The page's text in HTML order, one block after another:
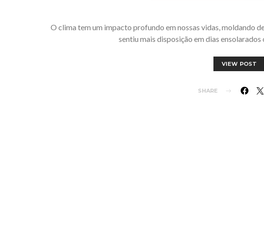
O clima tem um impacto profundo em nossas vidas, moldando
sentiu mais disposição em dias
VIEW POST
SHARE